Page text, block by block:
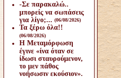
-Σε παρακαλώ..
μπορείς να σωπάσεις
για λίγο;... (06/08/2026)
Τα ξέρω όλα!!
(06/08/2026)
Η Μεταμόρφωση
έγινε «ίνα όταν σε
ίδωσι σταυρούμενον,
το μεν πάθος
νοήσωσιν εκούσιον».